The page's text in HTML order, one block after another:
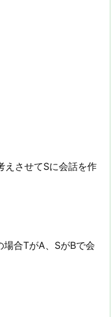
えさせてSに会話を作
合TがA、SがBで会